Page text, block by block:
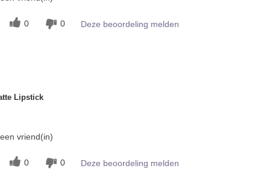
met andere door
0 0 Deze beoordeling melden
Lipstick
vriend(in)
0 0 Deze beoordeling melden